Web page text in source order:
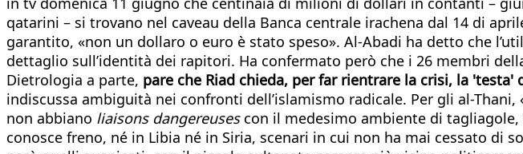
qatarini – si trovano nel caveau della Banca centrale irachena dal 14 di
garantito, «non un dollaro o euro è stato speso». Al-Abadi ha detto che
dettaglio sull’identità dei rapitori. Ha confermato però che i 26 membri
Dietrologia a parte, pare che Riad chieda, per far rientrare la crisi, la 'testa'
indiscussa ambiguità nei confronti dell’islamismo radicale. Per gli al-
non abbiano liaisons dangereusescon il medesimo ambiente di
conosce freno, né in Libia né in Siria, scenari in cui non ha mai cessato di